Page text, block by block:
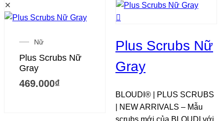
✕
Nữ
Plus Scrubs Nữ
Gray
469.000₫
Plus Scrubs Nữ
Gray
BLOUDI® | PLUS SCRUBS
| NEW ARRIVALS – Mẫu
scrubs mới của BLOUDI với